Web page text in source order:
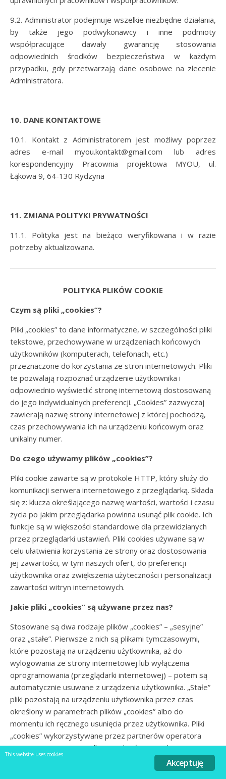
9.2. Administrator podejmuje wszelkie niezbędne działania,
by także jego podwykonawcy i inne podmioty
współpracujące dawały gwarancję stosowania
odpowiednich środków bezpieczeństwa w każdym
przypadku, gdy przetwarzają dane osobowe na zlecenie
Administratora.
10. DANE KONTAKTOWE
10.1. Kontakt z Administratorem jest możliwy poprzez
adres e-mail myou.kontakt@gmail.com lub adres
korespondencyjny Pracownia projektowa MYOU, ul.
Łąkowa 9, 64-130 Rydzyna
11. ZMIANA POLITYKI PRYWATNOŚCI
11.1. Polityka jest na bieżąco weryfikowana i w razie
potrzeby aktualizowana.
POLITYKA PLIKÓW COOKIE
Czym są pliki „cookies”?
Pliki „cookies” to dane informatyczne, w szczególności pliki
tekstowe, przechowywane w urządzeniach końcowych
użytkowników (komputerach, telefonach, etc.)
przeznaczone do korzystania ze stron internetowych. Pliki
te pozwalają rozpoznać urządzenie użytkownika i
odpowiednio wyświetlić stronę internetową dostosowaną
do jego indywidualnych preferencji. „Cookies” zazwyczaj
zawierają nazwę strony internetowej z której pochodzą,
czas przechowywania ich na urządzeniu końcowym oraz
unikalny numer.
Do czego używamy plików „cookies”?
Pliki cookie zawarte są w protokole HTTP, który służy do
komunikacji serwera internetowego z przeglądarką. Składa
się z: klucza określającego nazwę wartości, wartości i czasu
życia po jakim przeglądarka powinna usunąć plik cookie. Ich
funkcje są w większości standardowe dla przewidzianych
przez przeglądarki ustawień. Pliki cookies używane są w
celu ułatwienia korzystania ze strony oraz dostosowania
jej zawartości, w tym naszych ofert, do preferencji
użytkownika oraz zwiększenia użyteczności i personalizacji
zawartości witryn internetowych.
Jakie pliki „cookies” są używane przez nas?
Stosowane są dwa rodzaje plików „cookies” – „sesyjne”
oraz „stałe”. Pierwsze z nich są plikami tymczasowymi,
które pozostają na urządzeniu użytkownika, aż do
wylogowania ze strony internetowej lub wyłączenia
oprogramowania (przeglądarki internetowej) – potem są
automatycznie usuwane z urządzenia użytkownika. „Stałe”
pliki pozostają na urządzeniu użytkownika przez czas
określony w parametrach plików „cookies” albo do
momentu ich ręcznego usunięcia przez użytkownika. Pliki
„cookies” wykorzystywane przez partnerów operatora
strony internetowej podlegają ich własnej polityce
prywatności.
Akceptuję
This website uses cookies.